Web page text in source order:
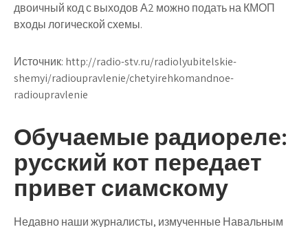
двоичный код с выходов А2 можно подать на КМОП
входы логической схемы.
Источник: http://radio-stv.ru/radiolyubitelskie-
shemyi/radioupravlenie/chetyirehkomandnoe-
radioupravlenie
Обучаемые радиореле:
русский кот передает
привет сиамскому
Недавно наши журналисты, измученные Навальным